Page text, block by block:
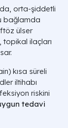
orta-şiddetli
bağlamda
ülser
topikal ilaçları
kısa süreli
iltihabı
riskini
tedavi